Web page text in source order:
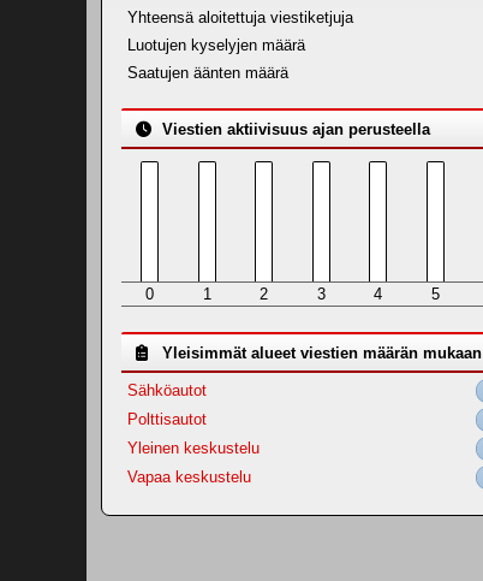
Yhteensä aloitettuja viestiketjuja
Luotujen kyselyjen määrä
Saatujen äänten määrä
Viestien aktiivisuus ajan perusteella
0 1 2 3 4 5
Yleisimmät alueet viestien määrän mukaan
Sähköautot
Polttisautot
Yleinen keskustelu
Vapaa keskustelu